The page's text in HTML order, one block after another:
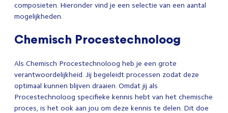
composieten. Hieronder vind je een selectie van een aantal
mogelijkheden.
Chemisch Procestechnoloog
Als Chemisch Procestechnoloog heb je een grote
verantwoordelijkheid. Jij begeleidt processen zodat deze
optimaal kunnen blijven draaien. Omdat jij als
Procestechnoloog specifieke kennis hebt van het chemische
proces, is het ook aan jou om deze kennis te delen. Dit doe